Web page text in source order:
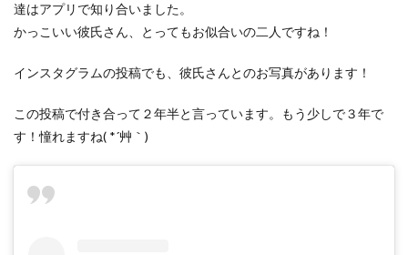
達はアプリで知り合いました。
かっこいい彼氏さん、とってもお似合いの二人ですね！
インスタグラムの投稿でも、彼氏さんとのお写真があります！
この投稿で付き合って２年半と言っています。もう少しで３年で
す！憧れますね( *´艸｀)